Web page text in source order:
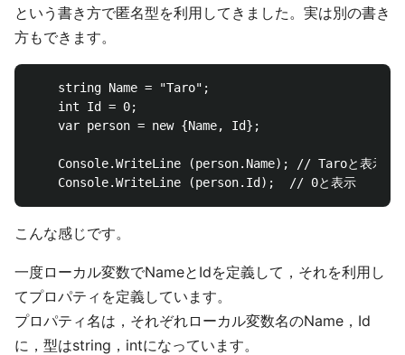
という書き方で匿名型を利用してきました。実は別の書き
方もできます。
こんな感じです。
一度ローカル変数でNameとIdを定義して，それを利用し
てプロパティを定義しています。
プロパティ名は，それぞれローカル変数名のName，Id
に，型はstring，intになっています。